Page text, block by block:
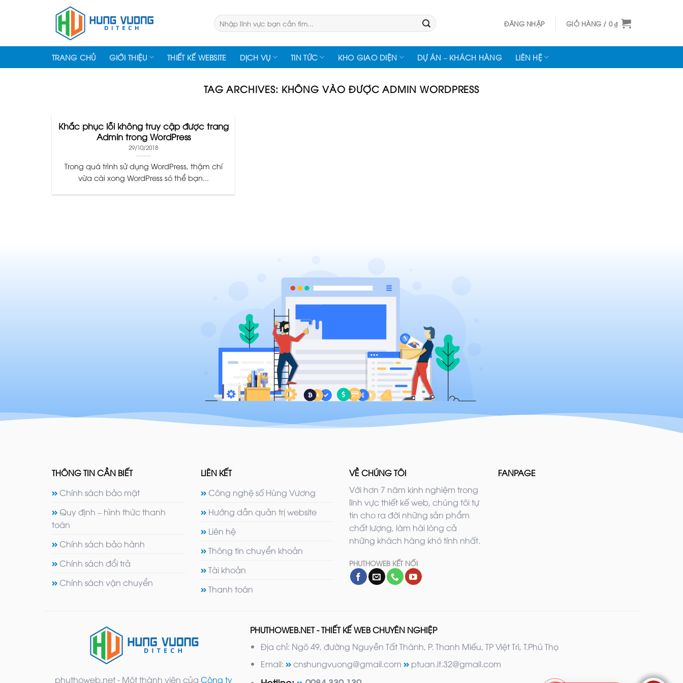
Tìm
kiếm:
ĐĂNG NHẬP GIỎ HÀNG / 0₫
TRANG CHỦ GIỚI THIỆU THIẾT KẾ WEBSITE DỊCH VỤ TIN TỨC KHO GIAO DIỆN DỰ ÁN – KHÁCH HÀNG LIÊN HỆ
TAG ARCHIVES: KHÔNG VÀO ĐƯỢC ADMIN WORDPRESS
Khắc phục lỗi không truy cập được trang
Admin trong WordPress
29/10/2018
Trong quá trình sử dụng WordPress, thậm chí
vừa cài xong WordPress só thể bạn...
THÔNG TIN CẦN BIẾT
Chính sách bảo mật
Quy định – hình thức thanh
toán
Chính sách bảo hành
Chính sách đổi trả
Chính sách vận chuyển
LIÊN KẾT
Công nghệ số Hùng Vương
Hướng dẫn quản trị website
Liên hệ
Thông tin chuyển khoản
Tài khoản
Thanh toán
VỀ CHÚNG TÔI
Với hơn 7 năm kinh nghiệm trong
lĩnh vực thiết kế web, chúng tôi tự
tin cho ra đời những sản phẩm
chất lượng, làm hài lòng cả
những khách hàng khó tính nhất.
PHUTHOWEB KẾT NỐI
FANPAGE
phuthoweb.net - Một thành viên của Công ty
PHUTHOWEB.NET - THIẾT KẾ WEB CHUYÊN NGHIỆP
Địa chỉ: Ngõ 49, đường Nguyễn Tất Thành, P. Thanh Miếu, TP Việt Trì, T.Phú Thọ
Email:
cnshungvuong@gmail.com ptuan.it.32@gmail.com